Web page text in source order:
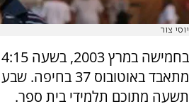
יוסי צור
מתאבד באוטובוס
תשעה מתוכם תלמידי בית ספר.